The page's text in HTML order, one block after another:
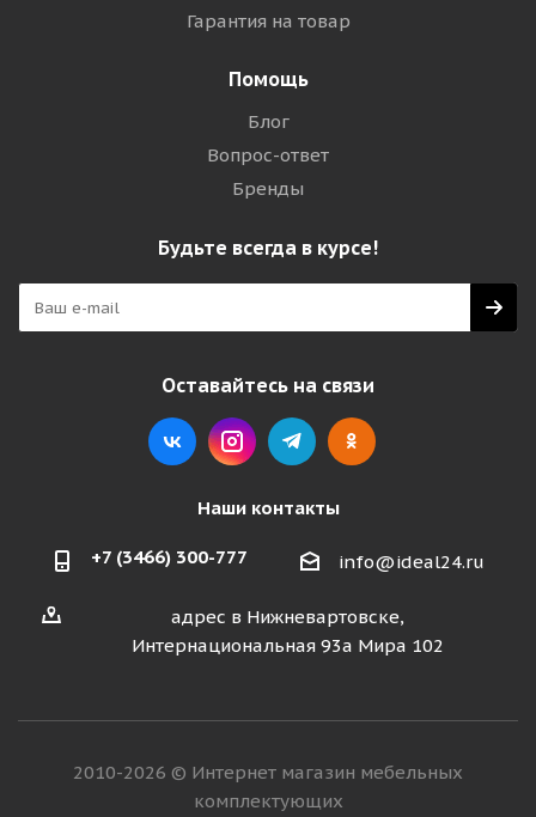
Гарантия на товар
Помощь
Блог
Вопрос-ответ
Бренды
Будьте всегда в курсе!
Оставайтесь на связи
Наши контакты
+7 (3466) 300-777 info@ideal24.ru
адрес в Нижневартовске,
Интернациональная 93а Мира 102
2010-2026 © Интернет магазин мебельных
комплектующих